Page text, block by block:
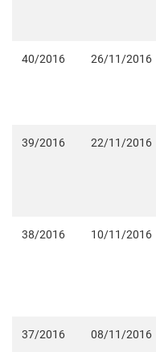
40/2016 26/11/2016
39/2016 22/11/2016
38/2016 10/11/2016
37/2016 08/11/2016